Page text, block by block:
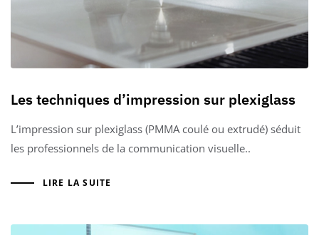
Les techniques d’impression sur plexiglass
L’impression sur plexiglass (PMMA coulé ou extrudé) séduit
les professionnels de la communication visuelle..
LIRE LA SUITE